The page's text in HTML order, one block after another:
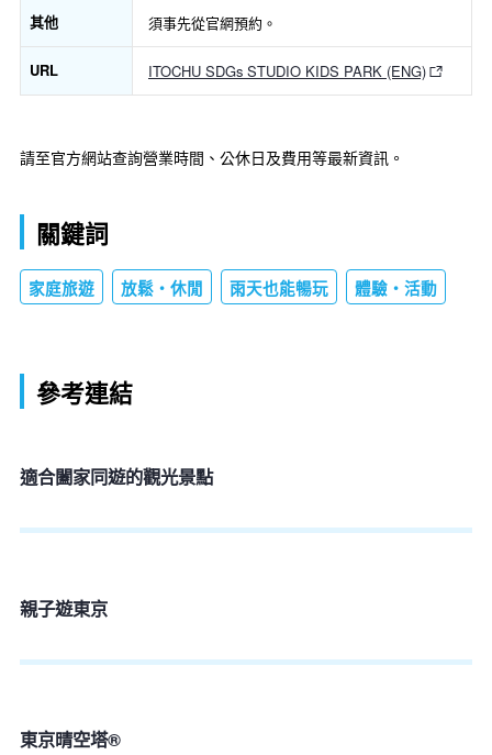
其他 須事先從官網預約。
URL ITOCHU SDGs STUDIO KIDS PARK (ENG)
請至官方網站查詢營業時間、公休日及費用等最新資訊。
關鍵詞
家庭旅遊 放鬆・休閒 雨天也能暢玩 體驗・活動
參考連結
適合闔家同遊的觀光景點
親子遊東京
東京晴空塔®